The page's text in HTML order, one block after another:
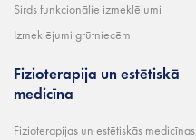
Sirds funkcionālie izmeklējumi
Izmeklējumi grūtniecēm
Fizioterapija un estētiskā
medicīna
Fizioterapijas un estētiskās medicīnas